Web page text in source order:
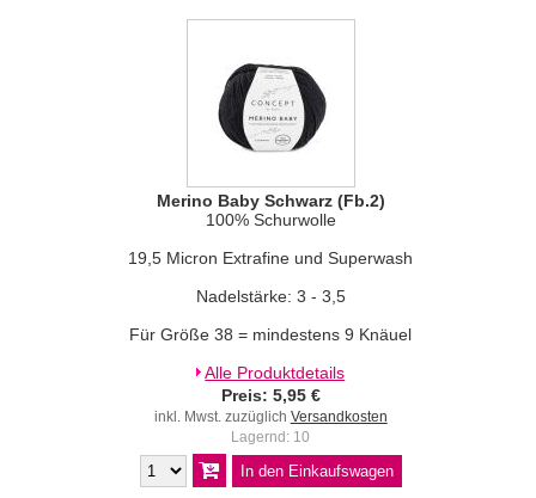
Merino Baby Schwarz (Fb.2)
100% Schurwolle
19,5 Micron Extrafine und Superwash
Nadelstärke: 3 - 3,5
Für Größe 38 = mindestens 9 Knäuel
Alle Produktdetails
Preis: 5,95 €
inkl. Mwst. zuzüglich Versandkosten
Lagernd: 10